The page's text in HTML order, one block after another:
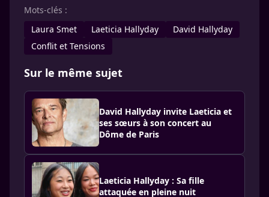
Mots-clés :
Laura Smet
Laeticia Hallyday
David Hallyday
Conflit et Tensions
Sur le même sujet
David Hallyday invite Laeticia et
ses sœurs à son concert au
Dôme de Paris
Laeticia Hallyday : Sa fille
attaquée en pleine nuit